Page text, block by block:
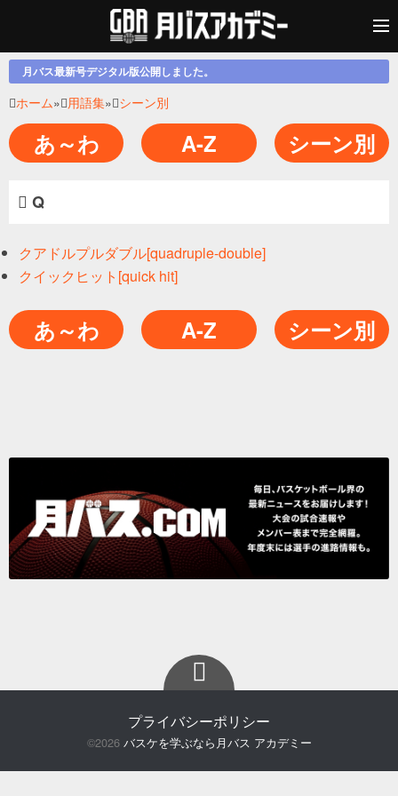
月バス最新号デジタル版公開しました。
ホーム» 用語集» シーン別
あ～わ A-Z シーン別
Q
クアドルプルダブル[quadruple-double]
クイックヒット[quick hit]
あ～わ A-Z シーン別
プライバシーポリシー
©2026 バスケを学ぶなら月バス アカデミー